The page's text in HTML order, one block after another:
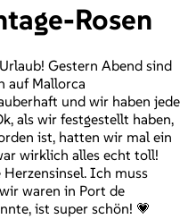
Rosen
Gestern Abend sind
auf Mallorca
und wir haben jede
als wir festgestellt haben,
ist, hatten wir mal ein
wirklich alles echt toll!
Ich muss
waren in Port de
ist super schön! 💗